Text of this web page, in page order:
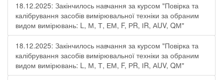
18.12.2025: Закінчилось навчання за курсом "Повірка та
калібрування засобів вимірювальної техніки за обраним
видом вимірювань: L, М, Т, ЕМ, F, РR, ІR, АUV, QМ"
18.12.2025: Закінчилось навчання за курсом "Повірка та
калібрування засобів вимірювальної техніки за обраним
видом вимірювань: L, М, Т, ЕМ, F, РR, ІR, АUV, QМ"